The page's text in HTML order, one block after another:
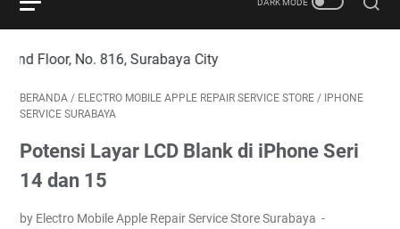
816, Surabaya City
BERANDA / ELECTRO MOBILE APPLE REPAIR SERVICE STORE / IPHONE
SERVICE SURABAYA
Potensi Layar LCD Blank di iPhone Seri
14 dan 15
by Electro Mobile Apple Repair Service Store Surabaya